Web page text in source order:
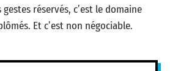
réservés, c’est le domaine
Et c’est non négociable.